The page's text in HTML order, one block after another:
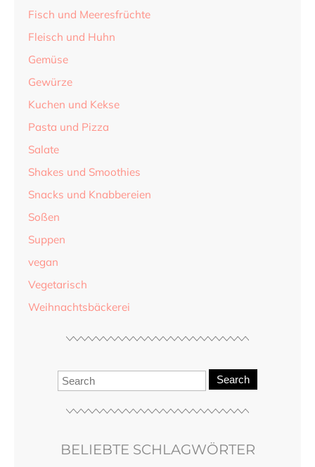
Fisch und Meeresfrüchte
Fleisch und Huhn
Gemüse
Gewürze
Kuchen und Kekse
Pasta und Pizza
Salate
Shakes und Smoothies
Snacks und Knabbereien
Soßen
Suppen
vegan
Vegetarisch
Weihnachtsbäckerei
Search
BELIEBTE SCHLAGWÖRTER